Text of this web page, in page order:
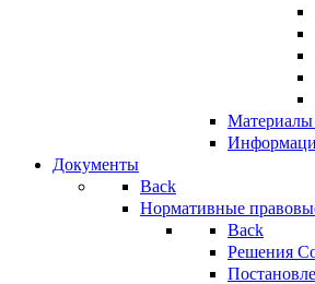
Материалы
Документы
Back
Нормативные
Back
Решения